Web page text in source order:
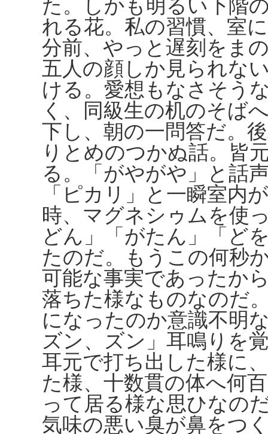
た。しかも明るい下階
れる花。私の習慣、室
分前、やっと遅刻をま
五人の顔しか見られな
ける。愛想もなさそう
く、同級生の机のそば
下し、朝の一問答だ。
りとめのつかぬ話。皆
る。「がやがや」と話
「ピカリ」と一瞬室内
時、マグネシゥムを使
どん」「がたん」「ど
たのだ。もうこの何秒
可能な事実であったか
落ちた様なものなのだ
になったのか意識不明
ズン、ズン」耳鳴りを
耳元で打ち出した様に
た様、十数貫の体へ何
って居る様な思ひなの
気味の悪い臭が鼻をつ